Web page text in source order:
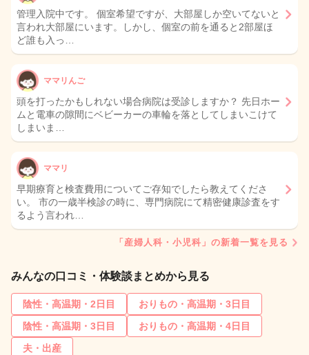
管理入院中です。 個室希望ですが、大部屋しか空いてないと
言われ大部屋にいます。しかし、個室の前を通ると2部屋ほ
ど誰も入っ…
ママリんご
頭を打ったかもしれない場合病院は受診しますか？ 先日ホー
ムと電車の隙間にベビーカーの車輪を落としてしまいこけて
しまいま…
ママリ
早期療育と検査費用についてご存知でしたら教えてくださ
い。 市の一歳半検診の時に、専門病院にて精密健康診査をす
るよう言われ…
「産婦人科・小児科」の新着一覧を見る
みんなの口コミ・体験談まとめから見る
陰性・高温期・2日目
おりもの・高温期・3日目
陰性・高温期・3日目
おりもの・高温期・4日目
夫・出産